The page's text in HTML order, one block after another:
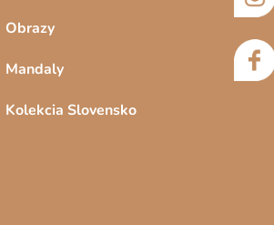
Obrazy
Mandaly
Kolekcia Slovensko